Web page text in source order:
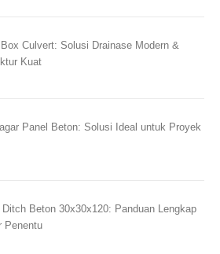
Culvert: Solusi Drainase Modern &
Kuat
Panel Beton: Solusi Ideal untuk Proyek
Ditch Beton 30x30x120: Panduan Lengkap
Penentu